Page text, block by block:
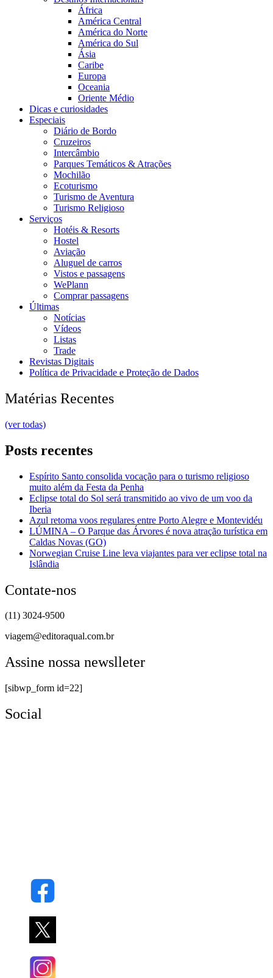
África
América Central
América do Norte
América do Sul
Ásia
Caribe
Europa
Oceania
Oriente Médio
Dicas e curiosidades
Especiais
Diário de Bordo
Cruzeiros
Intercâmbio
Parques Temáticos & Atrações
Mochilão
Ecoturismo
Turismo de Aventura
Turismo Religioso
Serviços
Hotéis & Resorts
Hostel
Aviação
Aluguel de carros
Vistos e passagens
WePlann
Comprar passagens
Últimas
Notícias
Vídeos
Listas
Trade
Revistas Digitais
Política de Privacidade e Proteção de Dados
Matérias Recentes
(ver todas)
Posts recentes
Espírito Santo consolida vocação para o turismo religioso
muito além da Festa da Penha
Eclipse total do Sol será transmitido ao vivo de um voo da
Iberia
Azul retoma voos regulares entre Porto Alegre e Montevidéu
LÚMINA – O Parque das Árvores é nova atração turística em
Caldas Novas (GO)
Norwegian Cruise Line leva viajantes para ver eclipse total na
Islândia
Contate-nos
(11) 3024-9500
viagem@editoraqual.com.br
Assine nossa newslleter
[sibwp_form id=22]
Social